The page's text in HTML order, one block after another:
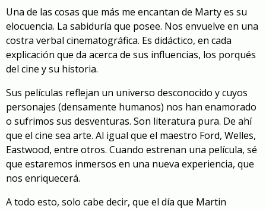
Una de las cosas que más me encantan de Marty es su
elocuencia. La sabiduría que posee. Nos envuelve en una
costra verbal cinematográfica. Es didáctico, en cada
explicación que da acerca de sus influencias, los porqués
del cine y su historia.
Sus películas reflejan un universo desconocido y cuyos
personajes (densamente humanos) nos han enamorado
o sufrimos sus desventuras. Son literatura pura. De ahí
que el cine sea arte. Al igual que el maestro Ford, Welles,
Eastwood, entre otros. Cuando estrenan una película, sé
que estaremos inmersos en una nueva experiencia, que
nos enriquecerá.
A todo esto, solo cabe decir, que el día que Martin